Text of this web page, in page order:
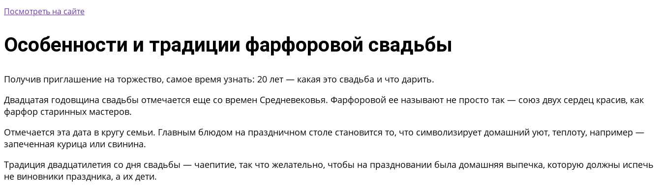
Посмотреть на сайте
Особенности и традиции фарфоровой свадьбы
Получив приглашение на торжество, самое время узнать: 20 лет — какая это свадьба и что дарить.
Двадцатая годовщина свадьбы отмечается еще со времен Средневековья. Фарфоровой ее называют не просто так — союз двух сердец красив, как
фарфор старинных мастеров.
Отмечается эта дата в кругу семьи. Главным блюдом на праздничном столе становится то, что символизирует домашний уют, теплоту, например —
запеченная курица или свинина.
Традиция двадцатилетия со дня свадьбы — чаепитие, так что желательно, чтобы на праздновании была домашняя выпечка, которую должны испечь
не виновники праздника, а их дети.